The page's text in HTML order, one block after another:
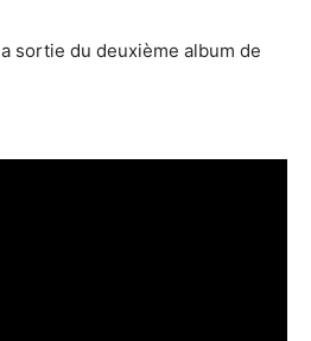
sortie du deuxième album de